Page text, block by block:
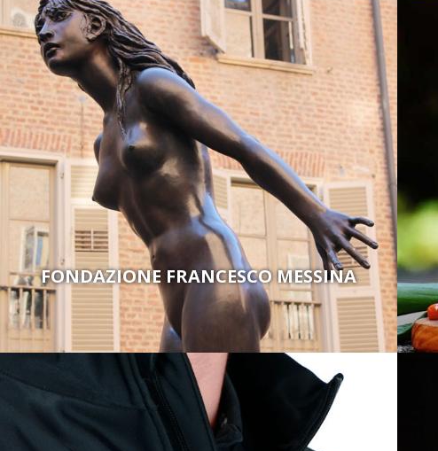
FONDAZIONE FRANCESCO MESSINA